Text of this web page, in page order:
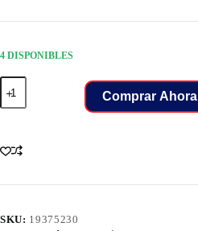
was:
is:
4 DISPONIBLES
Batería
Acedelco
47R-
Line
Comprar Ahora
SKU: 19375230